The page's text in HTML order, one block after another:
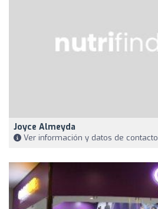
Joyce Almeyda
Ver información y datos de contacto